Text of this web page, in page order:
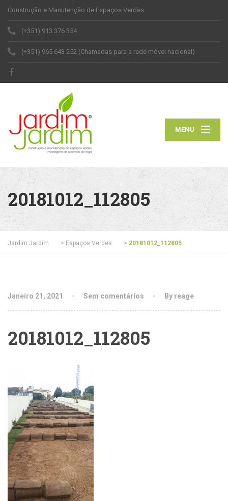
Construção e Manutenção de Espaços Verdes
(+351) 913 376 354
(+351) 965 643 252 (Chamadas para a rede móvel nacional)
MENU
20181012_112805
Jardim Jardim > Espaços Verdes > 20181012_112805
Janeiro 21, 2021 Sem comentários By reage
20181012_112805